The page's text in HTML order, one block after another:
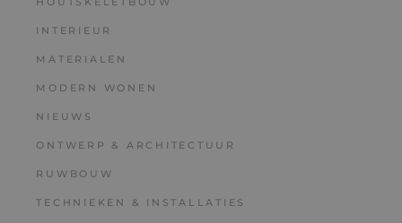
INTERIEUR
MATERIALEN
MODERN WONEN
NIEUWS
ONTWERP & ARCHITECTUUR
RUWBOUW
TECHNIEKEN & INSTALLATIES